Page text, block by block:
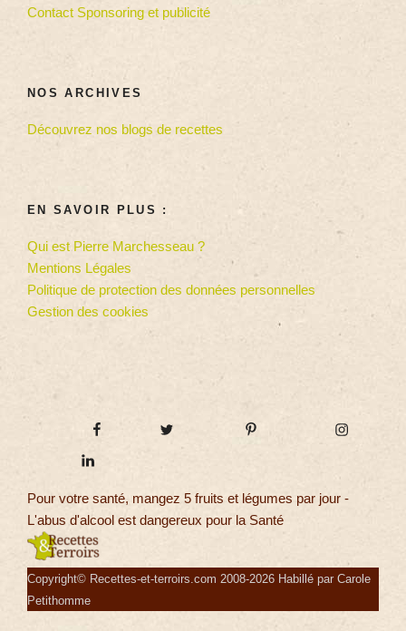
Contact Sponsoring et publicité
NOS ARCHIVES
Découvrez nos blogs de recettes
EN SAVOIR PLUS :
Qui est Pierre Marchesseau ?
Mentions Légales
Politique de protection des données personnelles
Gestion des cookies
Pour votre santé, mangez 5 fruits et légumes par jour -
L'abus d'alcool est dangereux pour la Santé
Copyright© Recettes-et-terroirs.com 2008-2026 Habillé par Carole
Petithomme